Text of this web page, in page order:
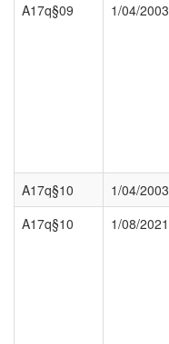
A17q§09
1/04/2003
A17q§10
1/04/2003
A17q§10
1/08/2021